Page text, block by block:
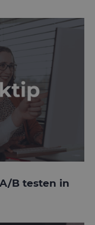
B testen in